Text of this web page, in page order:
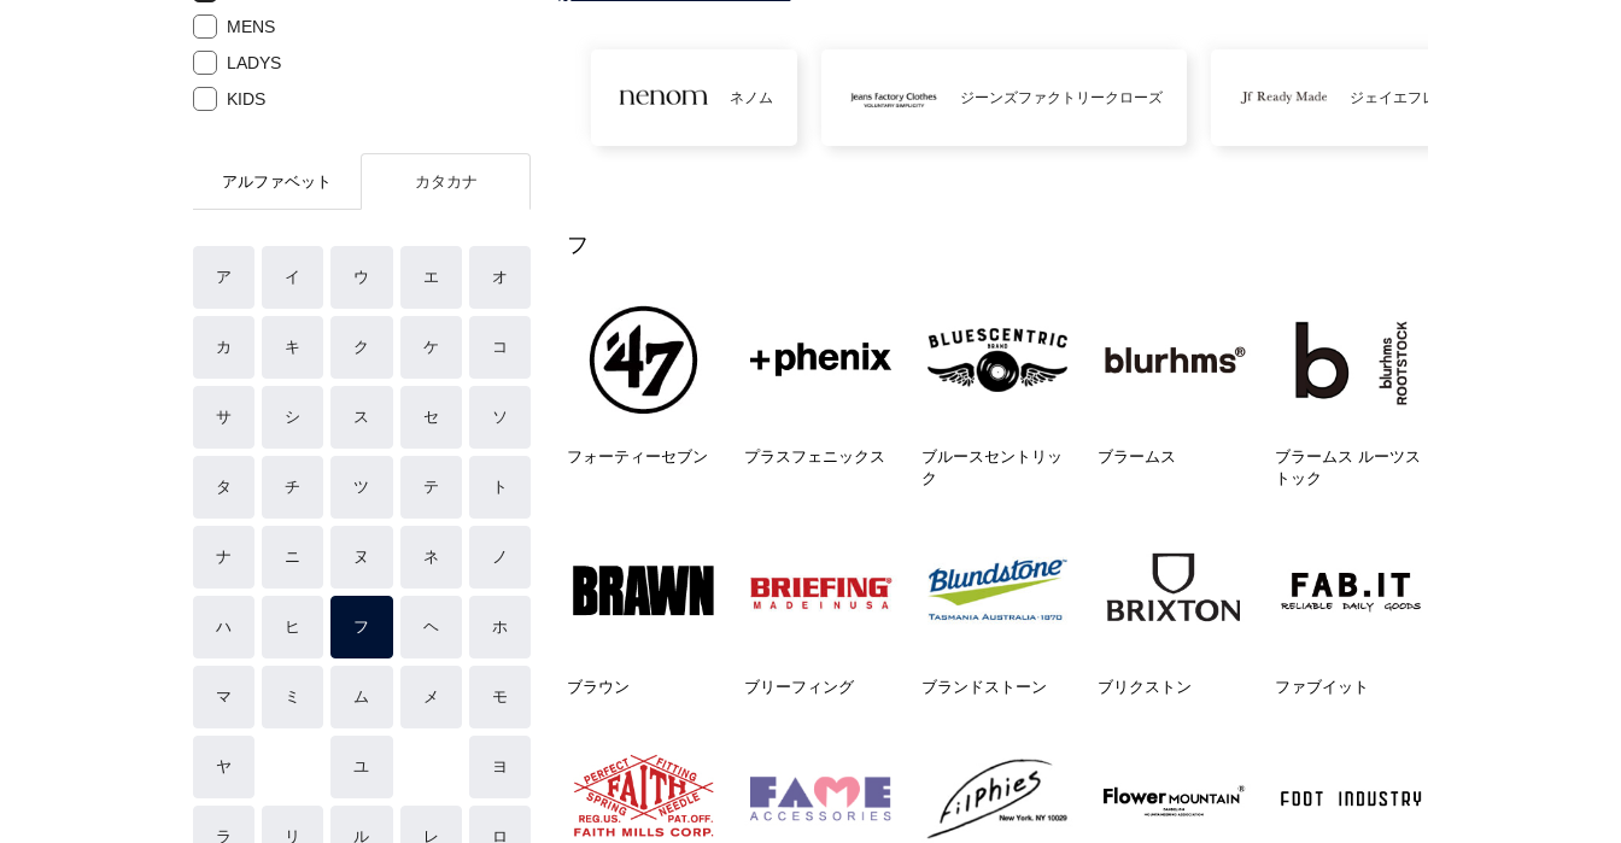
MENS
LADYS
KIDS
アルファベット カタカナ
ア イ ウ エ オ
カ キ ク ケ コ
サ シ ス セ ソ
タ チ ツ テ ト
ナ ニ ヌ ネ ノ
ハ ヒ フ ヘ ホ
マ ミ ム メ モ
ヤ ユ ヨ
ラ リ ル レ ロ
ネノム ジーンズファクトリークローズ ジェイエフレディメイド
フ
フォーティーセブン プラスフェニックス
ブルースセントリッ
ク
ブラームス
ブラームス ルーツス
トック
ブラウン ブリーフィング ブランドストーン ブリクストン ファブイット